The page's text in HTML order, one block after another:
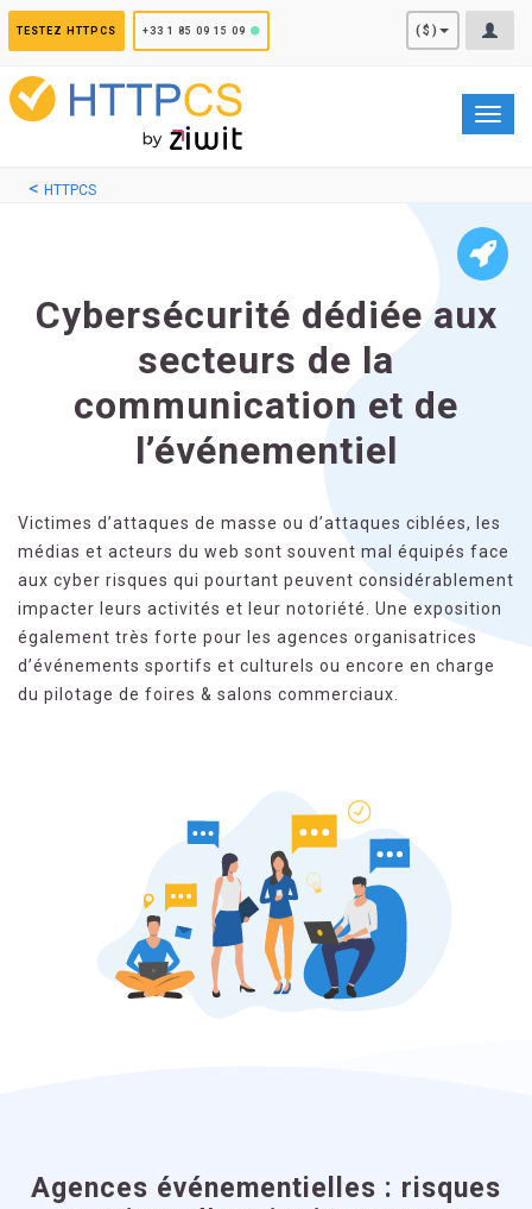
TESTEZ HTTPCS +33 1 85 09 15 09 ($)
HTTPCS
Cybersécurité dédiée aux
secteurs de la
communication et de
l’événementiel
Victimes d’attaques de masse ou d’attaques ciblées, les
médias et acteurs du web sont souvent mal équipés face
aux cyber risques qui pourtant peuvent considérablement
impacter leurs activités et leur notoriété. Une exposition
également très forte pour les agences organisatrices
d’événements sportifs et culturels ou encore en charge
du pilotage de foires & salons commerciaux.
Agences événementielles : risques
Panneau de gestion des cookies